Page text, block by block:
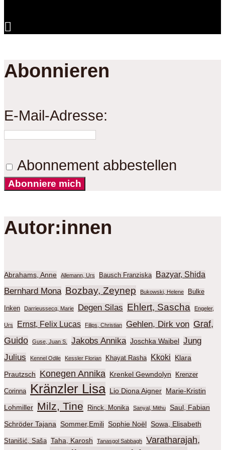
Abonnieren
E-Mail-Adresse:
Abonnement abbestellen
Abonniere mich
Autor:innen
Abrahams, Anne Allemann, Urs Bausch Franziska Bazyar, Shida
Bernhard Mona Bozbay, Zeynep Bukowski, Helene Bulke
Inken Darrieussecq, Marie Degen Silas Ehlert, Sascha Engeler,
Urs Ernst, Felix Lucas Filips, Christian Gehlen, Dirk von Graf,
Guido
Guse, Juan S. Jakobs Annika Joschka Waibel Jung
Julius
Kennel Odile Kessler Florian Khayat Rasha Kkoki Klara
Prautzsch Konegen Annika Krenkel Gewndolyn Krenzer
Corinna Kränzler Lisa Lio Diona Aigner Marie-Kristin
Lohmiller Milz, Tine Rinck, Monika Sanyal, Mithu Saul, Fabian
Schröder Tajana Sommer,Emili Sophie Noël Sowa, Elisabeth
Stanišić, Saša Taha, Karosh Tanasgol Sabbagh Varatharajah,